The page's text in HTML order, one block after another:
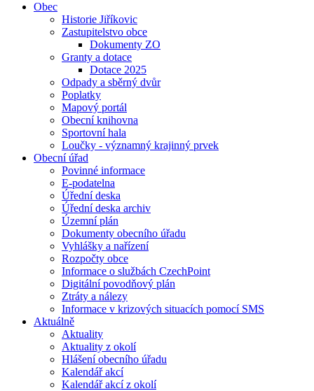
Obec
Historie Jiříkovic
Zastupitelstvo obce
Dokumenty ZO
Granty a dotace
Dotace 2025
Odpady a sběrný dvůr
Poplatky
Mapový portál
Obecní knihovna
Sportovní hala
Loučky - významný krajinný prvek
Obecní úřad
Povinné informace
E-podatelna
Úřední deska
Úřední deska archiv
Územní plán
Dokumenty obecního úřadu
Vyhlášky a nařízení
Rozpočty obce
Informace o službách CzechPoint
Digitální povodňový plán
Ztráty a nálezy
Informace v krizových situacích pomocí SMS
Aktuálně
Aktuality
Aktuality z okolí
Hlášení obecního úřadu
Kalendář akcí
Kalendář akcí z okolí